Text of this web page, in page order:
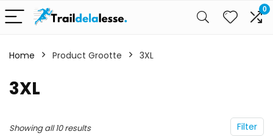
0
Home Product Grootte 3XL
3XL
Filter
Showing all 10 results